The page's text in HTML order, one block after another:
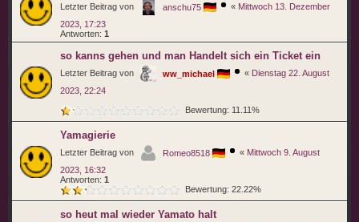
Letzter Beitrag von anschu75 « Mittwoch 13. Dezember
2023, 17:23
Antworten: 1
so kanns gehen und man Handelt sich ein Ticket ein
Letzter Beitrag von ww_michael « Dienstag 22. August
2023, 22:24
Bewertung: 11.11%
Yamagierie
Letzter Beitrag von Romeo8518 « Mittwoch 9. August
2023, 16:32
Antworten: 1
Bewertung: 22.22%
so heut mal wieder Yamato halt